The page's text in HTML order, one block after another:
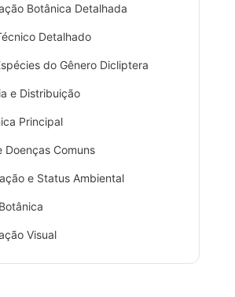
Botânica Detalhada
Detalhado
do Gênero Dicliptera
e Distribuição
Principal
Doenças Comuns
e Status Ambiental
Visual